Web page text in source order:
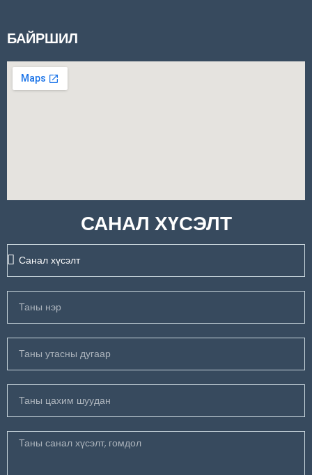
БАЙРШИЛ
САНАЛ ХҮСЭЛТ